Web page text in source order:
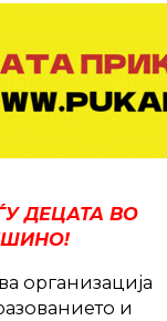
ДЕЦАТА ВО
организација
и